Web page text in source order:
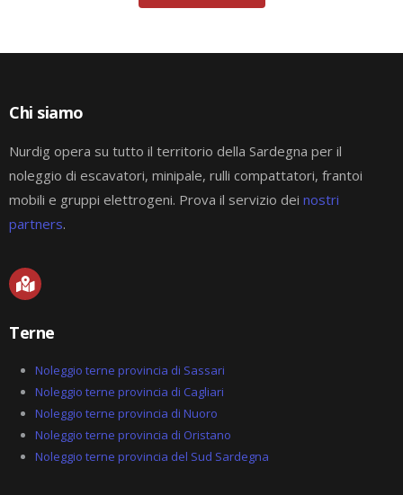
Chi siamo
Nurdig opera su tutto il territorio della Sardegna per il
noleggio di escavatori, minipale, rulli compattatori, frantoi
mobili e gruppi elettrogeni. Prova il servizio dei nostri
partners.
M
a
p
m
r
k
d
-
a
Terne
Noleggio terne provincia di Sassari
Noleggio terne provincia di Cagliari
Noleggio terne provincia di Nuoro
Noleggio terne provincia di Oristano
Noleggio terne provincia del Sud Sardegna